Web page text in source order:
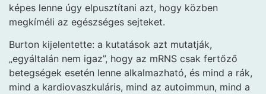
képes lenne úgy elpusztítani azt, hogy közben
megkíméli az egészséges sejteket.
Burton kijelentette: a kutatások azt mutatják,
„egyáltalán nem igaz”, hogy az mRNS csak fertőző
betegségek esetén lenne alkalmazható, és mind a rák,
mind a kardiovaszkuláris, mind az autoimmun, mind a